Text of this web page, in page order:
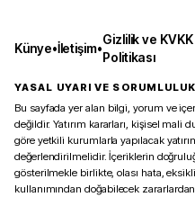
Künye•İletişim•
Gizlilik ve KVKK
Politikası
YASAL UYARI VE
Bu sayfada yer alan bilgi, yorum ve
değildir. Yatırım kararları, kişisel
göre yetkili kurumlarla yapılacak
değerlendirilmelidir. İçeriklerin
gösterilmekle birlikte, olası hata,
kullanımından doğabilecek